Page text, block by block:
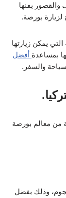
بفنها
بورصة.
يمكن زيارتها
بمساعدة أفضل
والسفر.
من معالم بورصة
الفندق من فنادق بورصة المميزة بتقييم 5 نجوم، وذلك بفضل